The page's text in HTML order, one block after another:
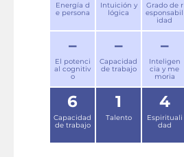
Energía d
e persona
Intuición y
lógica
Grado de r
esponsabil
idad
–
El potenci
al cognitiv
o
–
Capacidad
de trabajo
–
Inteligen
cia y me
moria
6
Capacidad
de trabajo
1
Talento
4
Espirituali
dad